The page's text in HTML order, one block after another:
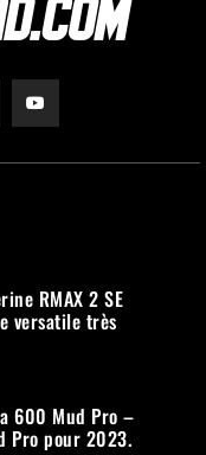
RMAX 2 SE
versatile très
600 Mud Pro –
Pro pour 2023.